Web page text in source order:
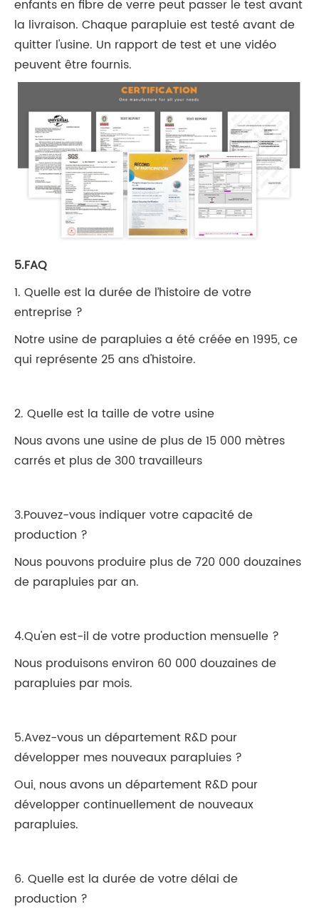
enfants en fibre de verre peut passer le test avant
la livraison. Chaque parapluie est testé avant de
quitter l'usine. Un rapport de test et une vidéo
peuvent être fournis.
5.FAQ
1. Quelle est la durée de l’histoire de votre
entreprise ?
Notre usine de parapluies a été créée en 1995, ce
qui représente 25 ans d'histoire.
2. Quelle est la taille de votre usine
Nous avons une usine de plus de 15 000 mètres
carrés et plus de 300 travailleurs
3.Pouvez-vous indiquer votre capacité de
production ?
Nous pouvons produire plus de 720 000 douzaines
de parapluies par an.
4.Qu'en est-il de votre production mensuelle ?
Nous produisons environ 60 000 douzaines de
parapluies par mois.
5.Avez-vous un département R&D pour
développer mes nouveaux parapluies ?
Oui, nous avons un département R&D pour
développer continuellement de nouveaux
parapluies.
6. Quelle est la durée de votre délai de
production ?